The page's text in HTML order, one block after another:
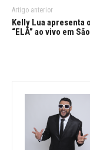
Artigo anterior
Kelly Lua apresenta
“ELÃ” ao vivo em